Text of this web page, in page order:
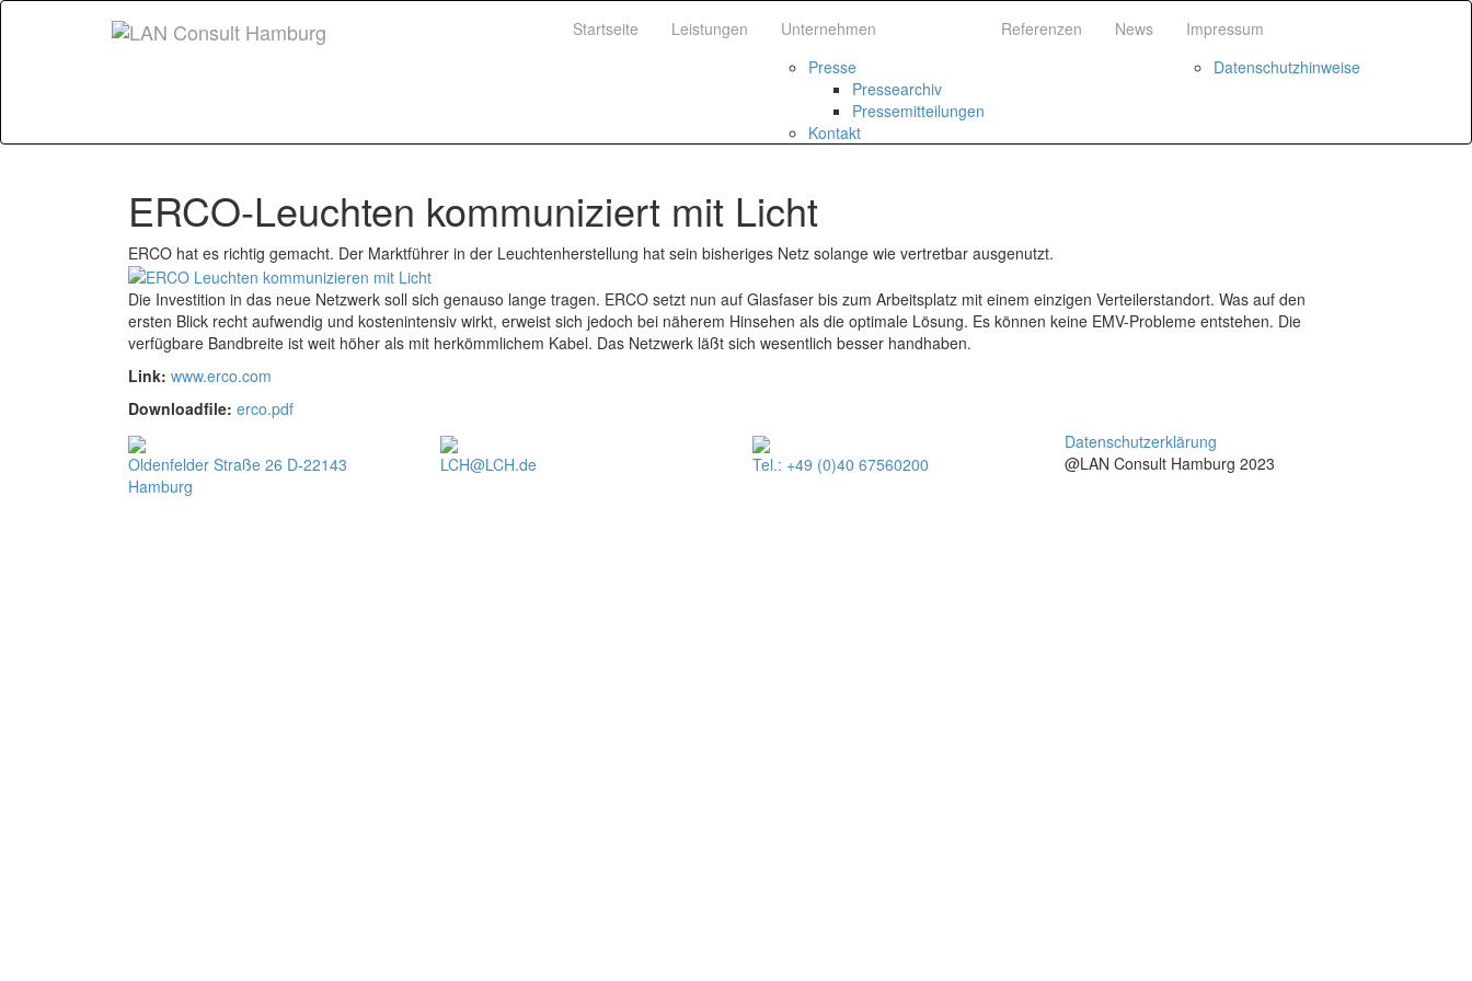
Startseite Leistungen
Unternehmen
Presse
Pressearchiv
Pressemitteilungen
Kontakt
Referenzen News
Impressum
Datenschutzhinweise
ERCO-Leuchten kommuniziert mit Licht
ERCO hat es richtig gemacht. Der Marktführer in der Leuchtenherstellung hat sein bisheriges Netz solange wie vertretbar ausgenutzt.
Die Investition in das neue Netzwerk soll sich genauso lange tragen. ERCO setzt nun auf Glasfaser bis zum Arbeitsplatz mit einem einzigen Verteilerstandort. Was auf den
ersten Blick recht aufwendig und kostenintensiv wirkt, erweist sich jedoch bei näherem Hinsehen als die optimale Lösung. Es können keine EMV-Probleme entstehen. Die
verfügbare Bandbreite ist weit höher als mit herkömmlichem Kabel. Das Netzwerk läßt sich wesentlich besser handhaben.
Link: www.erco.com
Downloadfile: erco.pdf
Oldenfelder Straße 26 D-22143
Hamburg
LCH@LCH.de Tel.: +49 (0)40 67560200
Datenschutzerklärung
@LAN Consult Hamburg 2023